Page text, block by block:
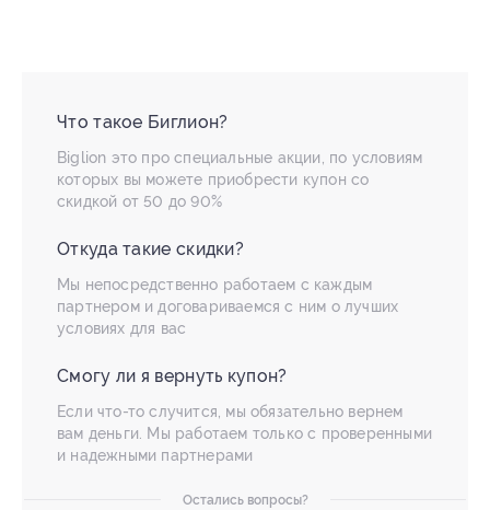
Что такое Биглион?
Biglion это про специальные акции, по условиям
которых вы можете приобрести купон со
скидкой от 50 до 90%
Откуда такие скидки?
Мы непосредственно работаем с каждым
партнером и договариваемся с ним о лучших
условиях для вас
Смогу ли я вернуть купон?
Если что-то случится, мы обязательно вернем
вам деньги. Мы работаем только с проверенными
и надежными партнерами
Остались вопросы?